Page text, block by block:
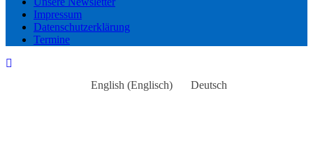
Impressum
Datenschutzerklärung
Termine
English(Englisch) Deutsch